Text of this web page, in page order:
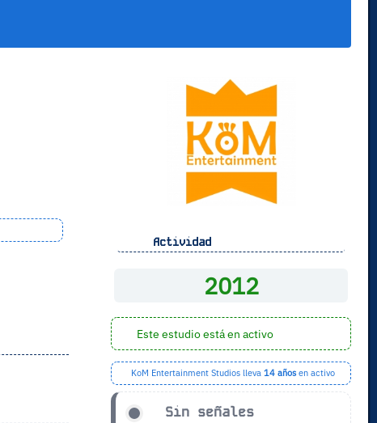
Actividad
2012
Este estudio está en activo
KoM Entertainment Studios lleva 14 añosen activo
Sin señales